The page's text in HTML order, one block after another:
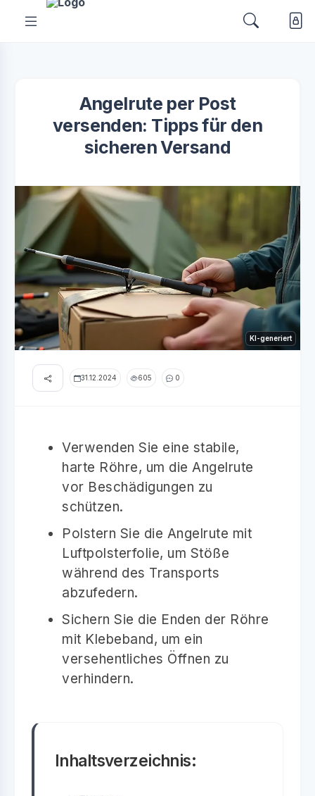
Angelrute per Post
versenden: Tipps für den
sicheren Versand
KI-generiert
31.12.2024 605 0
Verwenden Sie eine stabile,
harte Röhre, um die Angelrute
vor Beschädigungen zu
schützen.
Polstern Sie die Angelrute mit
Luftpolsterfolie, um Stöße
während des Transports
abzufedern.
Sichern Sie die Enden der Röhre
mit Klebeband, um ein
versehentliches Öffnen zu
verhindern.
Inhaltsverzeichnis: